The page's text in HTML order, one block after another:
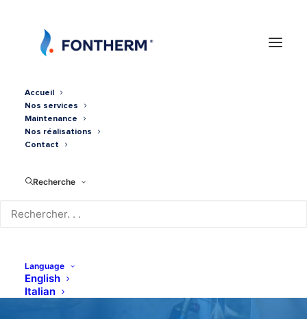
Accueil
Nos services
Maintenance
Nos réalisations
Contact
Recherche
Language
English
Italian